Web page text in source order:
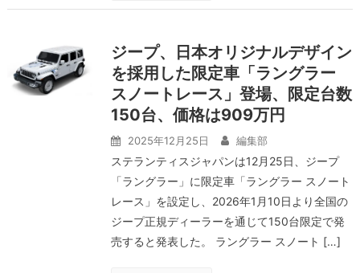
ジープ、日本オリジナルデザイン
を採用した限定車「ラングラー
スノートレース」登場、限定台数
150台、価格は909万円
2025年12月25日 編集部
ステランティスジャパンは12月25日、ジープ
「ラングラー」に限定車「ラングラー スノート
レース」を設定し、2026年1月10日より全国の
ジープ正規ディーラーを通じて150台限定で発
売すると発表した。 ラングラー スノート […]